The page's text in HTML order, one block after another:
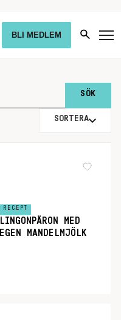
BLI MEDLEM
SORTERA
RECEPT
LINGONPÄRON MED
EGEN MANDELMJÖLK